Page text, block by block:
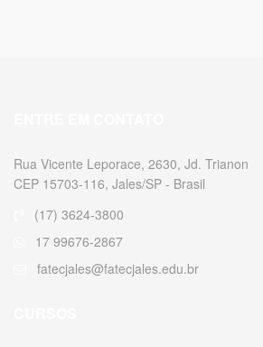
Rua Vicente Leporace, 2630, Jd. Trianon
CEP 15703-116, Jales/SP - Brasil
(17) 3624-3800
17 99676-2867
fatecjales@fatecjales.edu.br